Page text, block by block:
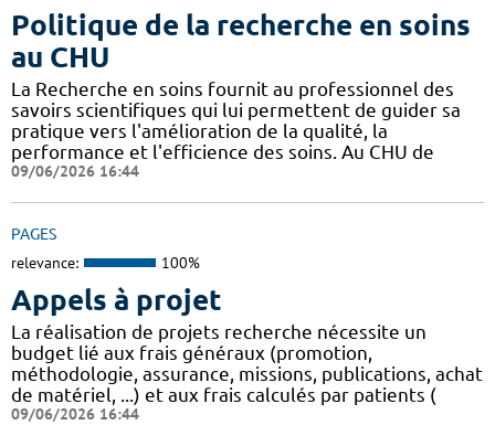
Politique de la recherche en soins
au CHU
La Recherche en soins fournit au professionnel des
savoirs scientifiques qui lui permettent de guider sa
pratique vers l'amélioration de la qualité, la
performance et l'efficience des soins. Au CHU de
09/06/2026 16:44
PAGES
relevance: 100%
Appels à projet
La réalisation de projets recherche nécessite un
budget lié aux frais généraux (promotion,
méthodologie, assurance, missions, publications, achat
de matériel, ...) et aux frais calculés par patients (
09/06/2026 16:44